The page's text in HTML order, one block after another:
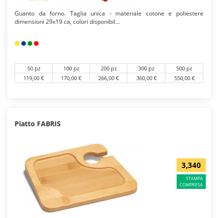
Guanto da forno. Taglia unica - materiale cotone e poliestere
dimensioni 29x19 ca, colori disponibil...
50 pz 100 pz 200 pz 300 pz
500 pz
119,00 €
170,00 € 266,00 € 360,00 € 550,00 €
Piatto FABRIS
3,340
STAMPA
COMPRESA